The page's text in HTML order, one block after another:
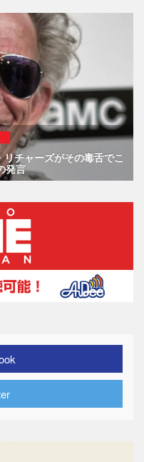
チャーズがその毒舌でこ
発言